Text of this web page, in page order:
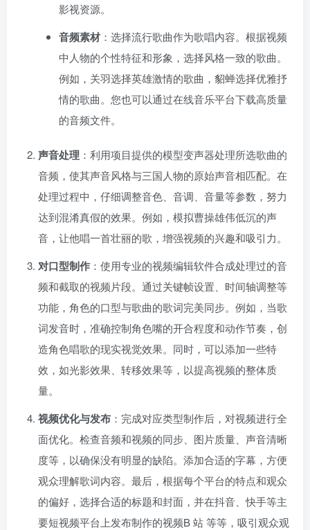
影视资源。
音频素材 ：选择流行歌曲作为歌唱内容。根据视频
中人物的个性特征和形象，选择风格一致的歌曲。
例如，关羽选择英雄激情的歌曲，貂蝉选择优雅抒
情的歌曲。您也可以通过在线音乐平台下载高质量
的音频文件。
声音处理 ：利用项目提供的模型变声器处理所选歌曲的
音频，使其声音风格与三国人物的原始声音相匹配。在
处理过程中，仔细调整音色、音调、音量等参数，努力
达到混淆真假的效果。例如，模拟曹操雄伟低沉的声
音，让他唱一首壮丽的歌，增强视频的兴趣和吸引力。
对口型制作 ：使用专业的视频编辑软件合成处理过的音
频和截取的视频片段。通过关键帧设置、时间轴调整等
功能，角色的口型与歌曲的歌词完美同步。例如，当歌
词发音时，准确控制角色嘴的开合程度和动作节奏，创
造角色唱歌的现实视觉效果。同时，可以添加一些特
效，如光影效果、转移效果等，以提高视频的整体质
量。
视频优化与发布 ：完成对应类型制作后，对视频进行全
面优化。检查音频和视频的同步、图片质量、声音清晰
度等，以确保没有明显的缺陷。添加合适的字幕，方便
观众理解歌词内容。最后，根据每个平台的特点和观众
的偏好，选择合适的标题和封面，并在抖音、快手等主
要短视频平台上发布制作的视频B 站 等等，吸引观众观